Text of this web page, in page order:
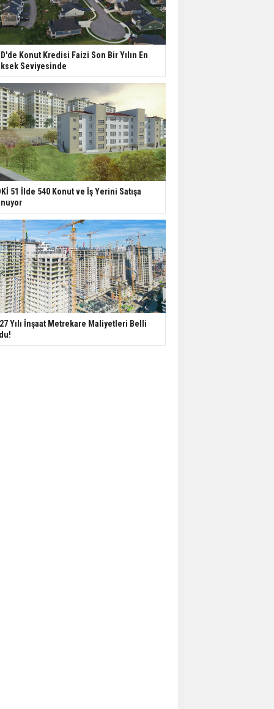
Konut Kredisi Faizi Son Bir Yılın En
Seviyesinde
51 İlde 540 Konut ve İş Yerini Satışa
Yılı İnşaat Metrekare Maliyetleri Belli